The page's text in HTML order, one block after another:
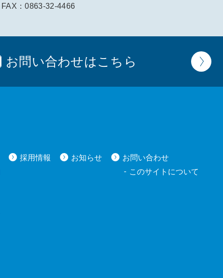
FAX：0863-32-4466
お問い合わせはこちら
採用情報 お知らせ
お問い合わせ
このサイトについて